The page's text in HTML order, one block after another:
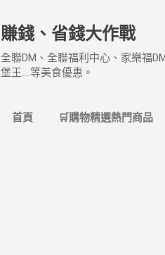
賺錢、省錢大作戰
全聯DM、全聯福利中心、家樂福
堡王....等美食優惠。
首頁 🛒購物精選熱門商品